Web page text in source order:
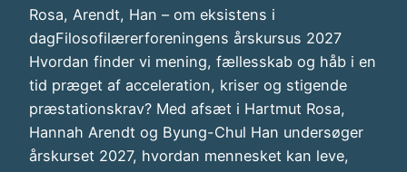
Rosa, Arendt, Han – om eksistens i
dagFilosofilærerforeningens årskursus 2027
Hvordan finder vi mening, fællesskab og håb i en
tid præget af acceleration, kriser og stigende
præstationskrav? Med afsæt i Hartmut Rosa,
Hannah Arendt og Byung-Chul Han undersøger
årskurset 2027, hvordan mennesket kan leve,